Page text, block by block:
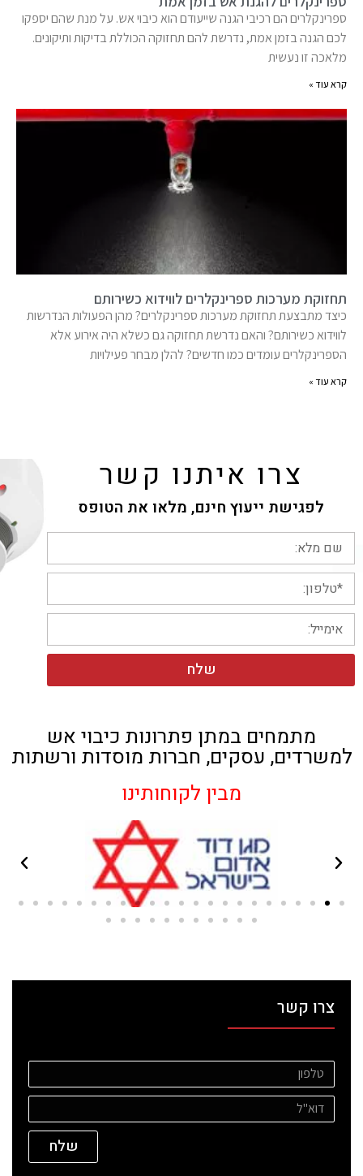
ספרינקלרים הם רכיבי הגנה שייעודם הוא כיבוי אש. על מנת שהם יספקו
לכם הגנה בזמן אמת, נדרשת להם תחזוקה הכוללת בדיקות ותיקונים.
מלאכה זו נעשית
קרא עוד »
תחזוקת מערכות ספרינקלרים לווידוא כשירותם
כיצד מתבצעת תחזוקת מערכות ספרינקלרים? מהן הפעולות הנדרשות
לווידוא כשירותם? והאם נדרשת תחזוקה גם כשלא היה אירוע אלא
הספרינקלרים עומדים כמו חדשים? להלן מבחר פעילויות
קרא עוד »
צרו איתנו קשר
לפגישת ייעוץ חינם, מלאו את הטופס
שלח
מתמחים במתן פתרונות כיבוי אש
למשרדים, עסקים, חברות מוסדות ורשתות
מבין לקוחותינו
צרו קשר
שלח